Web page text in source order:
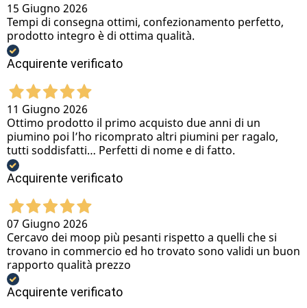
15 Giugno 2026
Tempi di consegna ottimi, confezionamento perfetto,
prodotto integro è di ottima qualità.
Acquirente verificato
11 Giugno 2026
Ottimo prodotto il primo acquisto due anni di un
piumino poi l’ho ricomprato altri piumini per ragalo,
tutti soddisfatti… Perfetti di nome e di fatto.
Acquirente verificato
07 Giugno 2026
Cercavo dei moop più pesanti rispetto a quelli che si
trovano in commercio ed ho trovato sono validi un buon
rapporto qualità prezzo
Acquirente verificato